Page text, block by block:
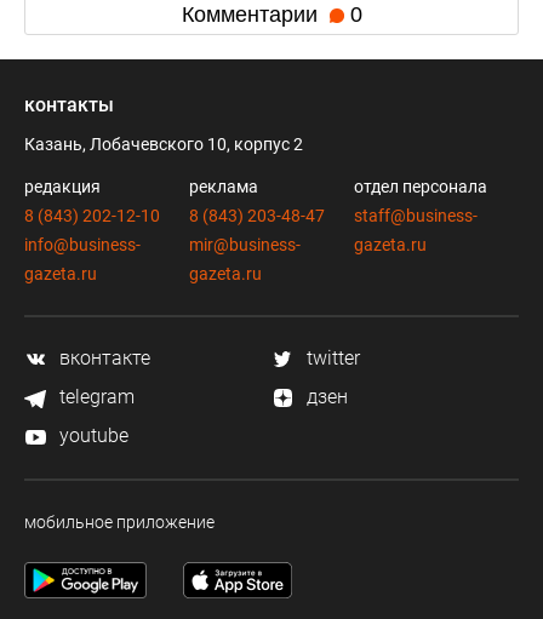
Комментарии 0
контакты
Казань, Лобачевского 10, корпус 2
редакция
8 (843) 202-12-10
info@business-
gazeta.ru
реклама
8 (843) 203-48-47
mir@business-
gazeta.ru
отдел персонала
staff@business-
gazeta.ru
вконтакте
twitter
telegram
дзен
youtube
мобильное приложение